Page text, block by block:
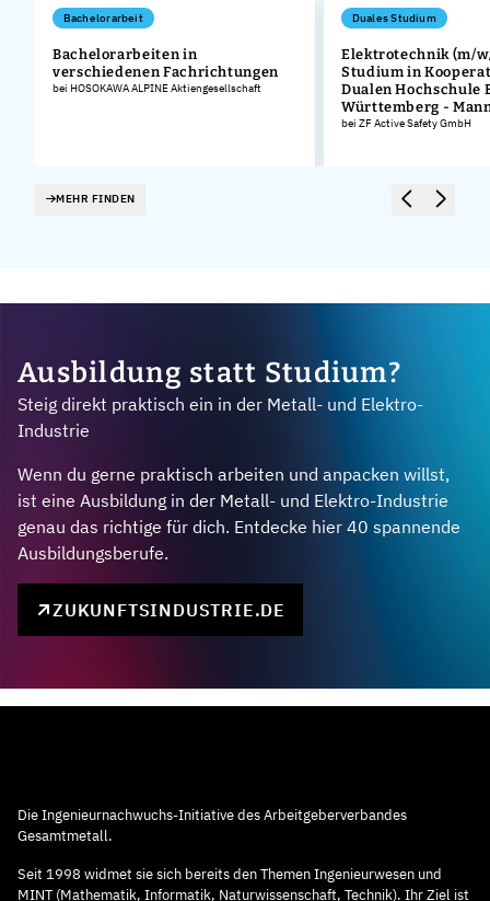
Bachelorarbeit
Bachelorarbeiten in
verschiedenen Fachrichtungen
bei HOSOKAWA ALPINE Aktiengesellschaft
Duales Studium
Elektrotechnik (m/
Studium in
Dualen Hochschule
Württemberg -
bei ZF Active Safety GmbH
MEHR FINDEN
Ausbildung statt Studium?
Steig direkt praktisch ein in der Metall- und Elektro-
Industrie
Wenn du gerne praktisch arbeiten und anpacken willst,
ist eine Ausbildung in der Metall- und Elektro-Industrie
genau das richtige für dich. Entdecke hier 40 spannende
Ausbildungsberufe.
ZUKUNFTSINDUSTRIE.DE
Die Ingenieurnachwuchs-Initiative des Arbeitgeberverbandes
Gesamtmetall.
Seit 1998 widmet sie sich bereits den Themen Ingenieurwesen und
MINT (Mathematik, Informatik, Naturwissenschaft, Technik). Ihr Ziel ist